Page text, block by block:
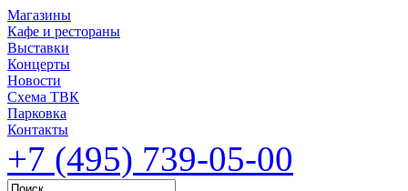
Магазины
Кафе и рестораны
Выставки
Концерты
Новости
Схема ТВК
Парковка
Контакты
+7 (495) 739-05-00